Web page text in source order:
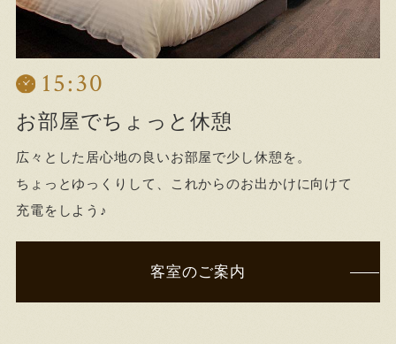
15:30
お部屋でちょっと休憩
広々とした居心地の良いお部屋で少し休憩を。
ちょっとゆっくりして、これからのお出かけに向けて
充電をしよう♪
客室のご案内